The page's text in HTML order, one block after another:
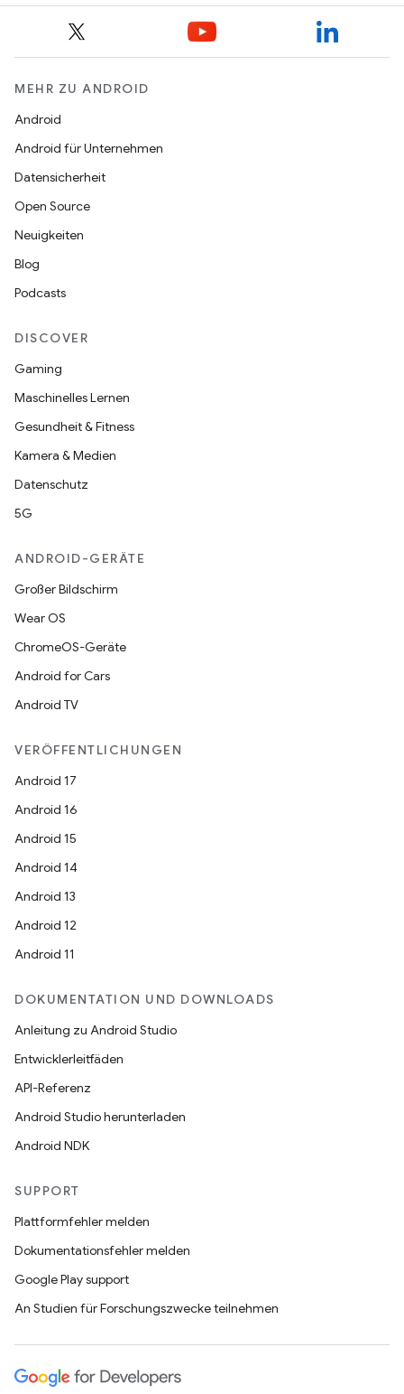
MEHR ZU ANDROID
Android
Android für Unternehmen
Datensicherheit
Open Source
Neuigkeiten
Blog
Podcasts
DISCOVER
Gaming
Maschinelles Lernen
Gesundheit & Fitness
Kamera & Medien
Datenschutz
5G
ANDROID-GERÄTE
Großer Bildschirm
Wear OS
ChromeOS-Geräte
Android for Cars
Android TV
VERÖFFENTLICHUNGEN
Android 17
Android 16
Android 15
Android 14
Android 13
Android 12
Android 11
DOKUMENTATION UND DOWNLOADS
Anleitung zu Android Studio
Entwicklerleitfäden
API-Referenz
Android Studio herunterladen
Android NDK
SUPPORT
Plattformfehler melden
Dokumentationsfehler melden
Google Play support
An Studien für Forschungszwecke teilnehmen